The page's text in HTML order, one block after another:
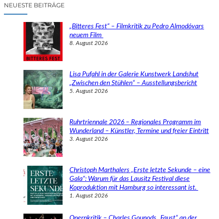
NEUESTE BEITRÄGE
„Bitteres Fest“ – Filmkritik zu Pedro Almodóvars
neuem Film
8. August 2026
Lisa Pufahl in der Galerie Kunstwerk Landshut
„Zwischen den Stühlen“ – Ausstellungsbericht
5. August 2026
Ruhrtriennale 2026 – Regionales Programm im
Wunderland – Künstler, Termine und freier Eintritt
3. August 2026
Christoph Marthalers „Erste letzte Sekunde – eine
Gala“: Warum für das Lausitz Festival diese
Koproduktion mit Hamburg so interessant ist.
1. August 2026